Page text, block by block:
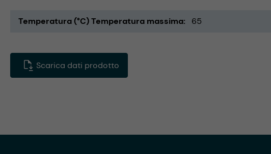
Temperatura (°C) Temperatura massima 65
Scarica dati prodotto